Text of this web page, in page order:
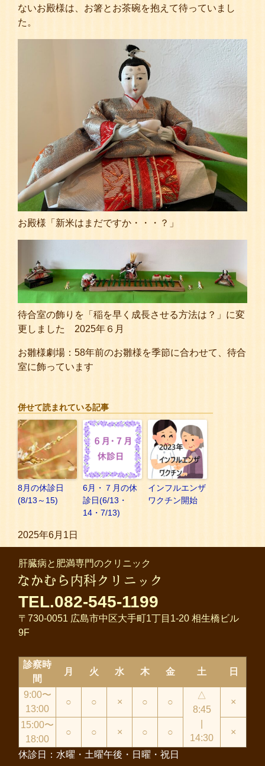
ないお殿様は、お箸とお茶碗を抱えて待っていまし
た。
お殿様「新米はまだですか・・・？」
待合室の飾りを「稲を早く成長させる方法は？」に変
更しました 2025年６月
お雛様劇場：58年前のお雛様を季節に合わせて、待合
室に飾っています
併せて読まれている記事
8月の休診日
(8/13～15)
6月・７月の休
診日(6/13・
14・7/13)
インフルエンザ
ワクチン開始
2025年6月1日
肝臓病と肥満専門のクリニック
TEL.082-545-1199
〒730-0051 広島市中区大手町1丁目1-20 相生橋ビル
9F
診察時
間
月 火 水 木 金 土 日
9:00〜
13:00
○ ○ × ○ ○
△
8:45
14:30
×
15:00〜
18:00
○ ○ × ○ ○ ×
休診日：水曜・土曜午後・日曜・祝日